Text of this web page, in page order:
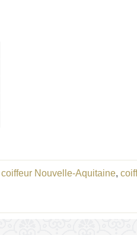
coiffeur Nouvelle-Aquitaine,